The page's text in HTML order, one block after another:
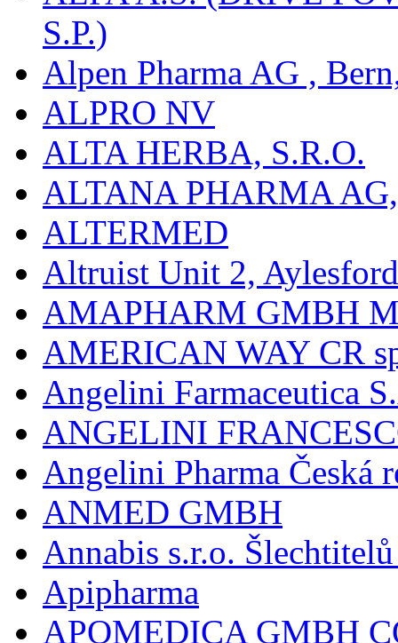
S.P.)
Alpen Pharma AG ,
ALPRO NV
ALTA HERBA, S.R.O.
ALTANA PHARMA
ALTERMED
Altruist Unit 2, Aylesford
AMAPHARM GMBH
AMERICAN WAY CR
Angelini Farmaceutica
ANGELINI
Angelini Pharma Česká
ANMED GMBH
Annabis s.r.o.
Apipharma
APOMEDICA GMBH